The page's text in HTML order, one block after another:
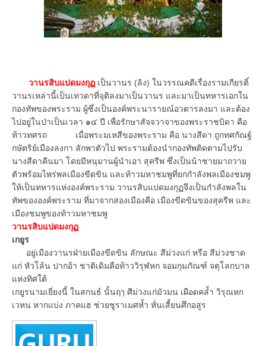
วานรสิบแปดมงกุฏ เป็นวานร (ลิง) ในวรรณคดีเรื่องรามเกียรติ์
วานรเหล่านี้เป็นเทวดาที่จุติลงมาเป็นวานร และมาเป็นทหารเอกใน
กองทัพของพระราม ผู้ซึ่งเป็นองค์พระนารายณ์อวตารลงมา และต้อง
ไปอยู่ในป่าเป็นเวลา ๑๔ ปี เพื่อรักษาสัจจวาจาของพระราชบิดา คือ
ท้าวทศรถ เมื่อพระมเหสีของพระราม คือ นางสีดา ถูกทศกัณฐ์
กษัตริย์เมืองลงกา ลักพาตัวไป พระรามต้องนำกองทัพติดตามไปรับ
นางสีดาคืนมา โดยมีหนุมานผู้นำเอา สุครีพ ซึ่งเป็นน้าชายมาถวาย
ตัวพร้อมไพร่พลเมืองขีดขิน และท้าวมหาชมพูที่ยกกำลังพลเมืองชมพู
ให้เป็นทหารแห่งองค์พระราม วานรสิบแปดมงกุฏจึงเป็นกำลังพลใน
ทัพขององค์พระราม ที่มาจากสองเมืองคือ เมืองขีดขินของสุครีพ และ
เมืองชมพูของท้าวมหาชมพู
วานรสิบแปดมงกุฏ
เกยูร
อยู่เมืองวานรฝ่ายเมืองขีดขิน ลักษณะ สีม่วงแก่ หรือ สีม่วงชาด
แก่ หัวโล้น ปากอ้า ชาติเดิมคือท้าววิรุฬหก จอมกุมภัณฑ์ จตุโลกบาล
แห่งทิศใต้
เกยูรนามเยี่ยงนี้ ในสกนธ์ นั้นฤๅ ศีม่วงแก่มัวมน เผือดคล้ำ วิรุณหก
เวหน หากแบ่ง ภาคแฮ ช่วยชูราเมศห้ำ หั่นเสี้ยนศึกอสูร